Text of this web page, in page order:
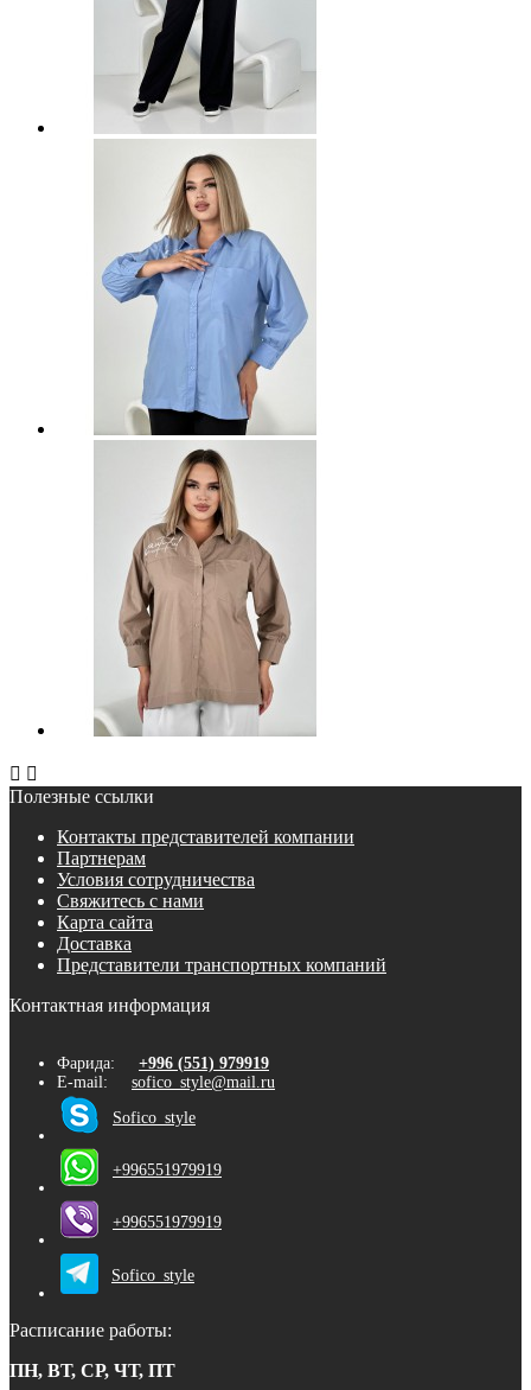
 
Полезные ссылки
Контакты представителей компании
Партнерам
Условия сотрудничества
Свяжитесь с нами
Карта сайта
Доставка
Представители транспортных компаний
Контактная информация
Фарида: +996 (551) 979919
E-mail: sofico_style@mail.ru
Sofico_style
+996551979919
+996551979919
Sofico_style
Расписание работы:
ПН, ВТ, СР, ЧТ, ПТ